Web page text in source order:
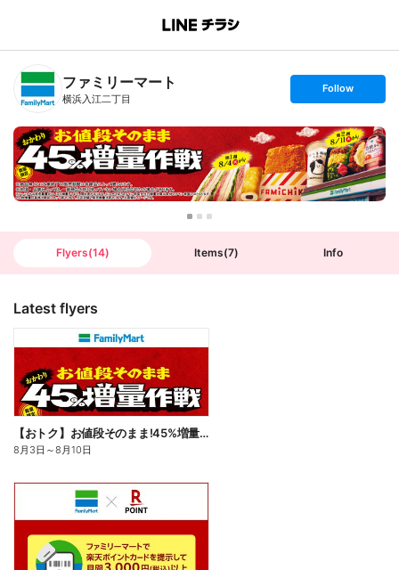
B
n
T
ファミリーマート
横浜入江二丁目
s
t
o
l
l
o
w
Follow
Flyers(14) Items(7) Info
Latest flyers
【おトク】お値段そのまま!45%増量作戦!
8月3日 ～8月10日